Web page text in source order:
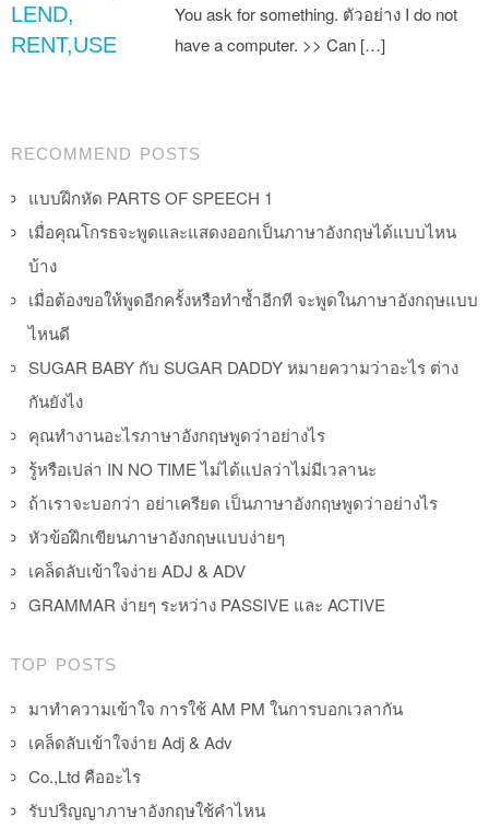
LEND,
RENT,USE
You ask for something. ตัวอย่าง I do not
have a computer. >> Can […]
Post navigation
RECOMMEND POSTS
แบบฝึกหัด PARTS OF SPEECH 1
เมื่อคุณโกรธจะพูดและแสดงออกเป็นภาษาอังกฤษได้แบบไหน
บ้าง
เมื่อต้องขอให้พูดอีกครั้งหรือทำซ้ำอีกที จะพูดในภาษาอังกฤษแบบ
ไหนดี
SUGAR BABY กับ SUGAR DADDY หมายความว่าอะไร ต่าง
กันยังไง
คุณทำงานอะไรภาษาอังกฤษพูดว่าอย่างไร
รู้หรือเปล่า IN NO TIME ไม่ได้แปลว่าไม่มีเวลานะ
ถ้าเราจะบอกว่า อย่าเครียด เป็นภาษาอังกฤษพูดว่าอย่างไร
หัวข้อฝึกเขียนภาษาอังกฤษแบบง่ายๆ
เคล็ดลับเข้าใจง่าย ADJ & ADV
GRAMMAR ง่ายๆ ระหว่าง PASSIVE และ ACTIVE
TOP POSTS
มาทำความเข้าใจ การใช้ AM PM ในการบอกเวลากัน
เคล็ดลับเข้าใจง่าย Adj & Adv
Co.,Ltd คืออะไร
รับปริญญาภาษาอังกฤษใช้คำไหน